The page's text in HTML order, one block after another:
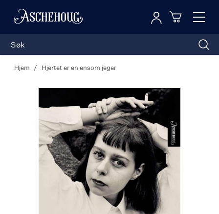
Toggle
Logg inn
Hjem Hjertet er en ensom jeger